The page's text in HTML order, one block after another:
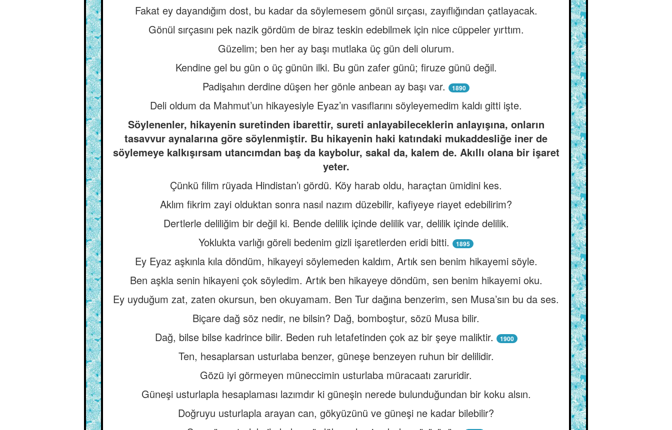
Fakat ey dayandığım dost, bu kadar da söylemesem gönül sırçası, zayıflığından çatlayacak.
Gönül sırçasını pek nazik gördüm de biraz teskin edebilmek için nice cüppeler yırttım.
Güzelim; ben her ay başı mutlaka üç gün deli olurum.
Kendine gel bu gün o üç günün ilki. Bu gün zafer günü; firuze günü değil.
Padişahın derdine düşen her gönle anbean ay başı var.
1890
Deli oldum da Mahmut’un hikayesiyle Eyaz’ın vasıflarını söyleyemedim kaldı gitti işte.
Söylenenler, hikayenin suretinden ibarettir, sureti anlayabileceklerin anlayışına, onların
tasavvur aynalarına göre söylenmiştir. Bu hikayenin haki katındaki mukaddesliğe iner de
söylemeye kalkışırsam utancımdan baş da kaybolur, sakal da, kalem de. Akıllı olana bir işaret
yeter.
Çünkü filim rüyada Hindistan’ı gördü. Köy harab oldu, haraçtan ümidini kes.
Aklım fikrim zayi olduktan sonra nasıl nazım düzebilir, kafiyeye riayet edebilirim?
Dertlerle deliliğim bir değil ki. Bende delilik içinde delilik var, delilik içinde delilik.
Yoklukta varlığı göreli bedenim gizli işaretlerden eridi bitti.
1895
Ey Eyaz aşkınla kıla döndüm, hikayeyi söylemeden kaldım, Artık sen benim hikayemi söyle.
Ben aşkla senin hikayeni çok söyledim. Artık ben hikayeye döndüm, sen benim hikayemi oku.
Ey uyduğum zat, zaten okursun, ben okuyamam. Ben Tur dağına benzerim, sen Musa’sın bu da ses.
Biçare dağ söz nedir, ne bilsin? Dağ, bomboştur, sözü Musa bilir.
Dağ, bilse bilse kadrince bilir. Beden ruh letafetinden çok az bir şeye maliktir.
1900
Ten, hesaplarsan usturlaba benzer, güneşe benzeyen ruhun bir delilidir.
Gözü iyi görmeyen müneccimin usturlaba müracaatı zaruridir.
Güneşi usturlapla hesaplaması lazımdır ki güneşin nerede bulunduğundan bir koku alsın.
Doğruyu usturlapla arayan can, gökyüzünü ve güneşi ne kadar bilebilir?